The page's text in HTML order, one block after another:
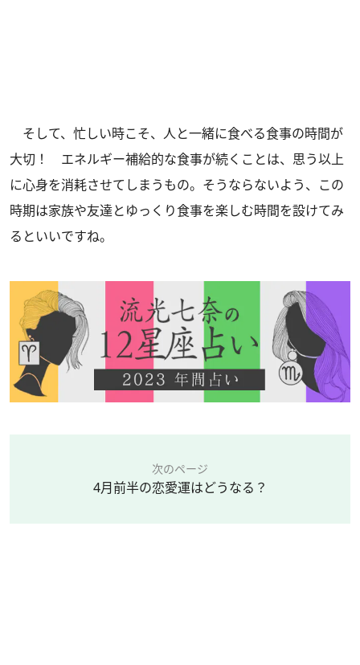
そして、忙しい時こそ、人と一緒に食べる食事の時間が
大切！ エネルギー補給的な食事が続くことは、思う以上
に心身を消耗させてしまうもの。そうならないよう、この
時期は家族や友達とゆっくり食事を楽しむ時間を設けてみ
るといいですね。
次のページ
4月前半の恋愛運はどうなる？